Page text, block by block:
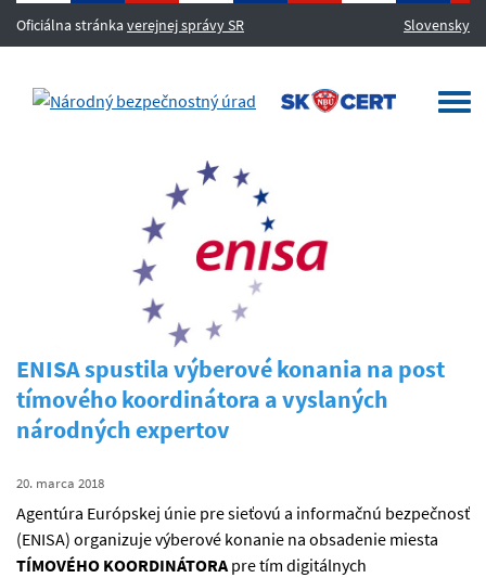
Oficiálna stránka verejnej správy SR Slovensky
MENU
ENISA spustila výberové konania na post
tímového koordinátora a vyslaných
národných expertov
20. marca 2018
Agentúra Európskej únie pre sieťovú a informačnú bezpečnosť
(ENISA) organizuje výberové konanie na obsadenie miesta
TÍMOVÉHO KOORDINÁTORApre tím digitálnych